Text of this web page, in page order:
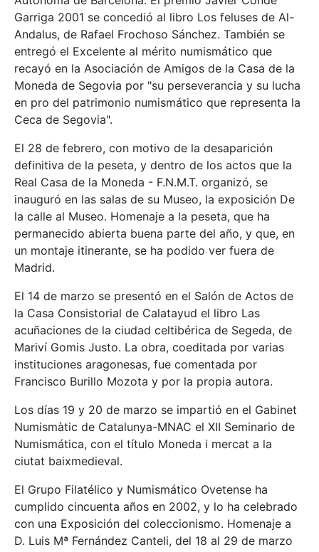
Garriga 2001 se concedió al libro Los feluses de Al-
Andalus, de Rafael Frochoso Sánchez. También se
entregó el Excelente al mérito numismático que
recayó en la Asociación de Amigos de la Casa de la
Moneda de Segovia por "su perseverancia y su lucha
en pro del patrimonio numismático que representa la
Ceca de Segovia".
El 28 de febrero, con motivo de la desaparición
definitiva de la peseta, y dentro de los actos que la
Real Casa de la Moneda - F.N.M.T. organizó, se
inauguró en las salas de su Museo, la exposición De
la calle al Museo. Homenaje a la peseta, que ha
permanecido abierta buena parte del año, y que, en
un montaje itinerante, se ha podido ver fuera de
Madrid.
El 14 de marzo se presentó en el Salón de Actos de
la Casa Consistorial de Calatayud el libro Las
acuñaciones de la ciudad celtibérica de Segeda, de
Mariví Gomis Justo. La obra, coeditada por varias
instituciones aragonesas, fue comentada por
Francisco Burillo Mozota y por la propia autora.
Los días 19 y 20 de marzo se impartió en el Gabinet
Numismàtic de Catalunya-MNAC el XII Seminario de
Numismática, con el título Moneda i mercat a la
ciutat baixmedieval.
El Grupo Filatélico y Numismático Ovetense ha
cumplido cincuenta años en 2002, y lo ha celebrado
con una Exposición del coleccionismo. Homenaje a
D. Luis Mª Fernández Canteli, del 18 al 29 de marzo